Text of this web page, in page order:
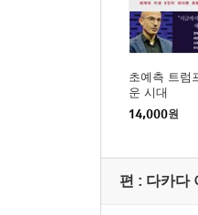
초예측 트럼
운 시대
14,000원
편 : 다카다